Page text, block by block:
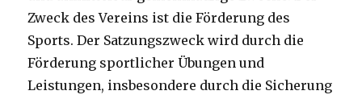
Zweck des Vereins ist die Förderung des
Sports. Der Satzungszweck wird durch die
Förderung sportlicher Übungen und
Leistungen, insbesondere durch die Sicherung